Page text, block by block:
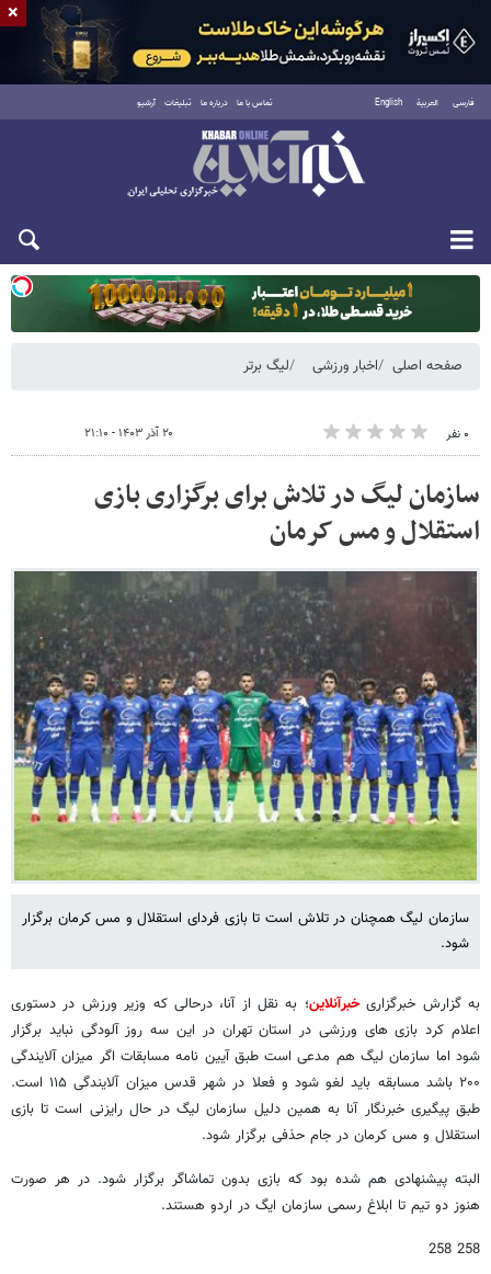
فارسی العربية English تماس با ما درباره ما تبلیغات آرشیو
یکشنبه ۱۸ مرداد ۱۴۰۵
صفحه اصلی اخبار ورزشی لیگ برتر
۰ نفر ۲۰ آذر ۱۴۰۳ - ۲۱:۱۰
سازمان لیگ در تلاش برای برگزاری بازی
استقلال و مس کرمان
سازمان لیگ همچنان در تلاش است تا بازی فردای استقلال و مس کرمان برگزار
شود.
به گزارش خبرگزاریخبرآنلاین؛ به نقل از آنا، درحالی که وزیر ورزش در دستوری
اعلام کرد بازی های ورزشی در استان تهران در این سه روز آلودگی نباید برگزار
شود اما سازمان لیگ هم مدعی است طبق آیین نامه مسابقات اگر میزان آلایندگی
۲۰۰ باشد مسابقه باید لغو شود و فعلا در شهر قدس میزان آلایندگی ۱۱۵ است.
طبق پیگیری خبرنگار آنا به همین دلیل سازمان لیگ در حال رایزنی است تا بازی
استقلال و مس کرمان در جام حذفی برگزار شود.
البته پیشنهادی هم شده بود که بازی بدون تماشاگر برگزار شود. در هر صورت
هنوز دو تیم تا ابلاغ رسمی سازمان ایگ در اردو هستند.
258 258
×